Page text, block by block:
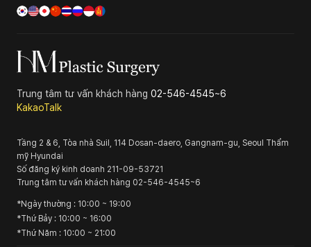
Trung tâm tư vấn khách hàng 02-546-4545~6
KakaoTalk
Tầng 2 & 6, Tòa nhà Suil, 114 Dosan-daero, Gangnam-gu, Seoul Thẩm
mỹ Hyundai
Số đăng ký kinh doanh 211-09-53721
Trung tâm tư vấn khách hàng 02-546-4545~6
*Ngày thường : 10:00 ~ 19:00
*Thứ Bảy : 10:00 ~ 16:00
*Thứ Năm : 10:00 ~ 21:00